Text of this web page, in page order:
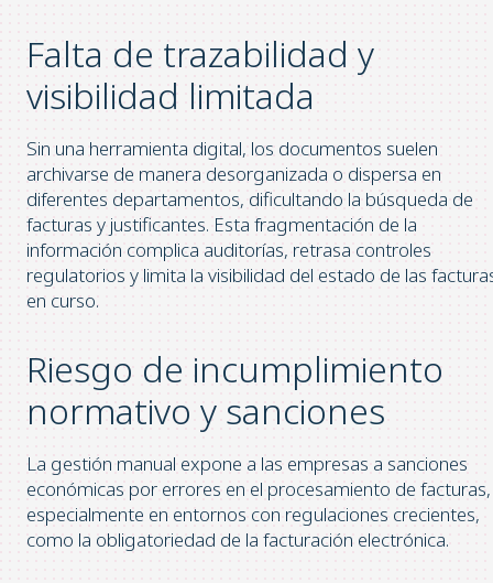
Falta de trazabilidad y
visibilidad limitada
Sin una herramienta digital, los documentos suelen
archivarse de manera desorganizada o dispersa en
diferentes departamentos, dificultando la búsqueda de
facturas y justificantes. Esta fragmentación de la
información complica auditorías, retrasa controles
regulatorios y limita la visibilidad del estado de las
en curso.
Riesgo de incumplimiento
normativo y sanciones
La gestión manual expone a las empresas a sanciones
económicas por errores en el procesamiento de facturas,
especialmente en entornos con regulaciones crecientes,
como la obligatoriedad de la facturación electrónica.